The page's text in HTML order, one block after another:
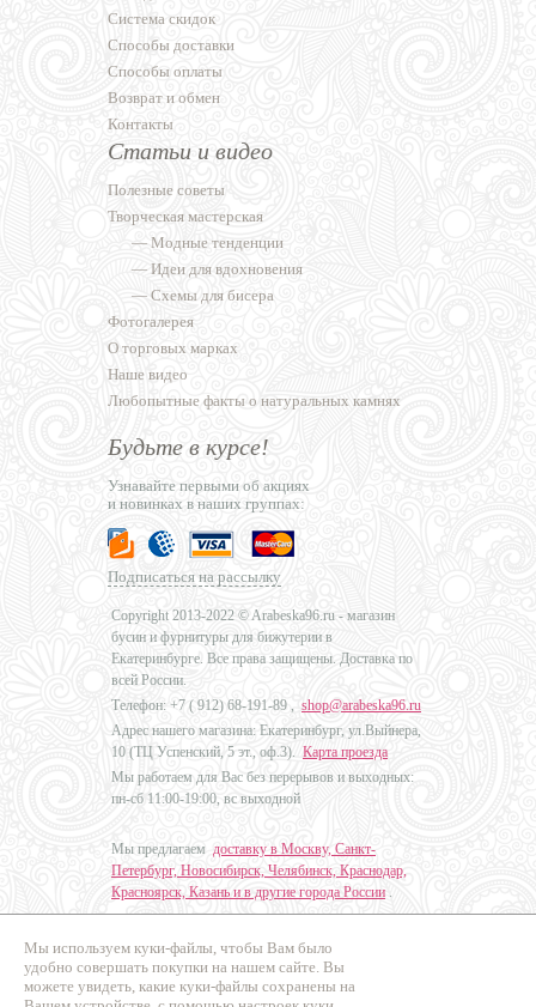
Мы используем куки-файлы, чтобы Вам было
удобно совершать покупки на нашем сайте. Вы
можете увидеть, какие куки-файлы сохранены на
Система скидок
Способы доставки
Способы оплаты
Возврат и обмен
Контакты
Статьи и видео
Полезные советы
Творческая мастерская
— Модные тенденции
— Идеи для вдохновения
— Схемы для бисера
Фотогалерея
О торговых марках
Наше видео
Любопытные факты о натуральных камнях
Будьте в курсе!
Узнавайте первыми об акциях
и новинках в наших группах:
Подписаться на рассылку
Copyright 2013-2022 © Arabeska96.ru - магазин
бусин и фурнитуры для бижутерии в
Екатеринбурге. Все права защищены. Доставка по
всей России.
Телефон: +7 ( 912) 68-191-89 , shop@arabeska96.ru
Адрес нашего магазина: Екатеринбург, ул.Выйнера,
10 (ТЦ Успенский, 5 эт., оф.3). Карта проезда
Мы работаем для Вас без перерывов и выходных:
пн-сб 11:00-19:00, вс выходной
Мы предлагаем доставку в Москву, Санкт-
Петербург, Новосибирск, Челябинск, Краснодар,
Красноярск, Казань и в другие города России .
Дизайн - Наталья Мальцева
Продвижение сайтов